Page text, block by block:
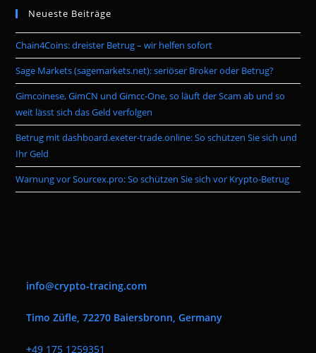
the
Neueste Beiträge
Chain4Coins: dreister Betrug – wir helfen sofort
Sage Markets (sagemarkets.net): seriöser Broker oder Betrug?
Gimcoinese, GimCN und Gimcc-One, so läuft der Scam ab und so
weit lässt sich das Geld verfolgen
Betrug mit dashboard.exeter-trade.online: So schützen Sie sich und
Ihr Geld
Warnung vor Sourcex.pro: So schützen Sie sich vor Krypto-Betrug
info@crypto-tracing.com
Timo Züfle, 72270 Baiersbronn, Germany
+49 175 1259351